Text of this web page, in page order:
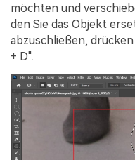
möchten und
den Sie das Objekt
abzuschließen,
+ D".